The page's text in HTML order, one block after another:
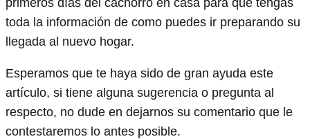
toda la información de como puedes ir preparando su
llegada al nuevo hogar.
Esperamos que te haya sido de gran ayuda este
artículo, si tiene alguna sugerencia o pregunta al
respecto, no dude en dejarnos su comentario que le
contestaremos lo antes posible.